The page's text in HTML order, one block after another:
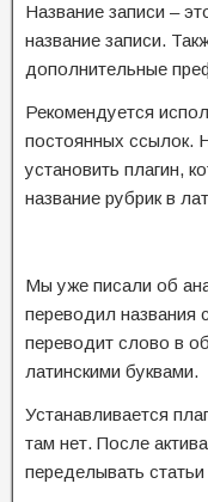
Название записи –
название записи.
дополнительные
Рекомендуется
постоянных ссылок.
установить плагин,
название рубрик в
Мы уже писали об
переводил названия
переводит слово в
латинскими буквами.
Устанавливается
там нет. После
переделывать статьи